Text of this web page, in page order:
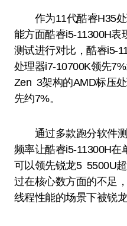
作为11代酷睿H35处
能方面酷睿i5-11300H
测试进行对比，酷睿i5-
处理器i7-10700K领先
Zen 3架构的AMD标压
先约7%。
通过多款跑分软件测
频率让酷睿i5-11300H
可以领先锐龙5 5500U
过在核心数方面的不足
线程性能的场景下被锐